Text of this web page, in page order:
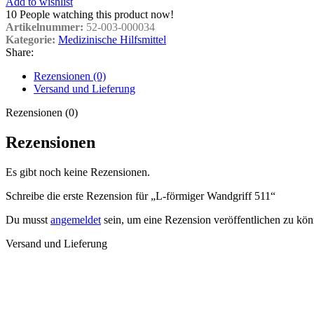
10 People watching this product now!
Artikelnummer: 52-003-000034
Kategorie: Medizinische Hilfsmittel
Share:
Rezensionen (0)
Versand und Lieferung
Rezensionen (0)
Rezensionen
Es gibt noch keine Rezensionen.
Schreibe die erste Rezension für „L-förmiger Wandgriff 511“
Du musst angemeldet sein, um eine Rezension veröffentlichen zu
Versand und Lieferung